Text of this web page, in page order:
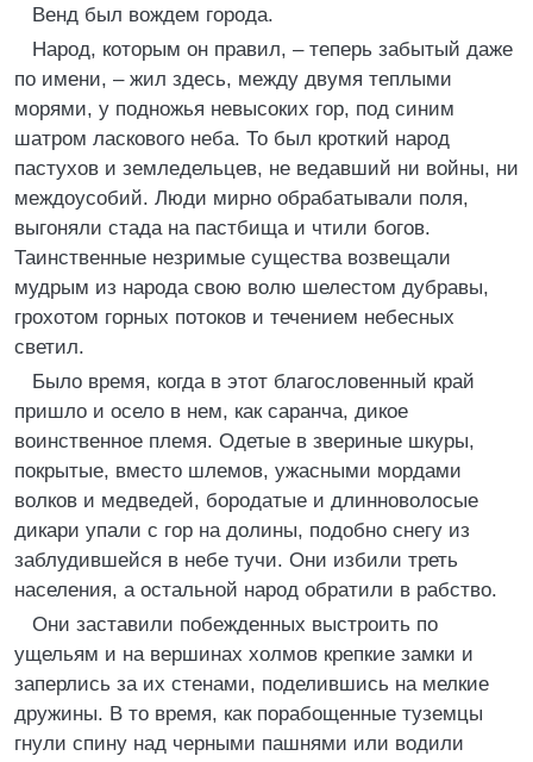
Венд был вождем города.
Народ, которым он правил, – теперь забытый даже
по имени, – жил здесь, между двумя теплыми
морями, у подножья невысоких гор, под синим
шатром ласкового неба. То был кроткий народ
пастухов и земледельцев, не ведавший ни войны, ни
междоусобий. Люди мирно обрабатывали поля,
выгоняли стада на пастбища и чтили богов.
Таинственные незримые существа возвещали
мудрым из народа свою волю шелестом дубравы,
грохотом горных потоков и течением небесных
светил.
Было время, когда в этот благословенный край
пришло и осело в нем, как саранча, дикое
воинственное племя. Одетые в звериные шкуры,
покрытые, вместо шлемов, ужасными мордами
волков и медведей, бородатые и длинноволосые
дикари упали с гор на долины, подобно снегу из
заблудившейся в небе тучи. Они избили треть
населения, а остальной народ обратили в рабство.
Они заставили побежденных выстроить по
ущельям и на вершинах холмов крепкие замки и
заперлись за их стенами, поделившись на мелкие
дружины. В то время, как порабощенные туземцы
гнули спину над черными пашнями или водили